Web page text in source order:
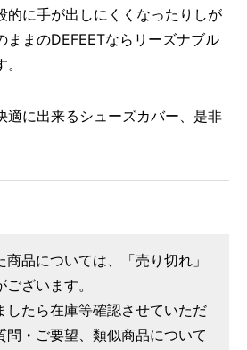
的に手が出しにくくなったりしが
ままのDEFEETならリーズナブル
適に出来るシューズカバー、是非
品については、「売り切れ」
ざいます。
したら在庫等確認させていただ
問・ご要望、類似商品について